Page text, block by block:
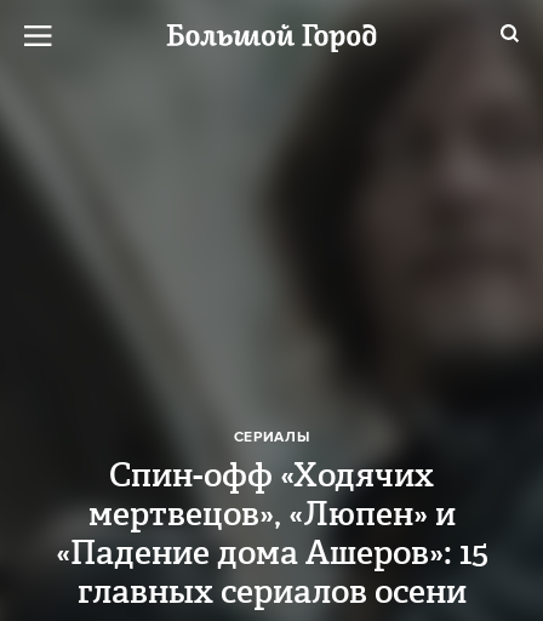
СЕРИАЛЫ
Спин-офф «Ходячих
мертвецов», «Люпен» и
«Падение дома Ашеров»: 15
главных сериалов осени